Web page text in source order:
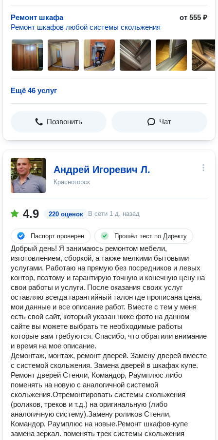
Ремонт шкафа
от 555 ₽
Ремонт шкафов любой системы скольжения
Ещё 46 услуг
Позвонить Чат
Андрей Игоревич Л.
Красногорск
4.9 220 оценок В сети 1 д. назад
Паспорт проверен Прошёл тест по Директу
Добрый день! Я занимаюсь ремонтом мебели,
изготовлением, сборкой, а также мелкими бытовыми
услугами. Работаю на прямую без посредников и левых
контор, поэтому и гарантирую точную и конечную цену на
свои работы и услуги. После оказания своих услуг
оставляю всегда гарантийный талон где прописана цена,
мои данные и все описание работ. Вместе с тем у меня
есть свой сайт, который указан ниже фото на данном
сайте вы можете выбрать те необходимые работы
которые вам требуются. Спасибо, что обратили внимание
и время на мое описание.
Демонтаж, монтаж, ремонт дверей. Замену дверей вместе
с системой скольжения. Замена дверей в шкафах купе.
Ремонт дверей Стенли, Командор, Раумплюс либо
поменять на новую с аналогичной системой
скольжения.Отремонтировать системы скольжения
(роликов, треков и т.д.) на оригинальную (либо
аналогичную систему).Замену роликов Стенли,
Командор, Раумплюс на новые.Ремонт шкафов-купе
замена зеркал. поменять трек системы скольжения